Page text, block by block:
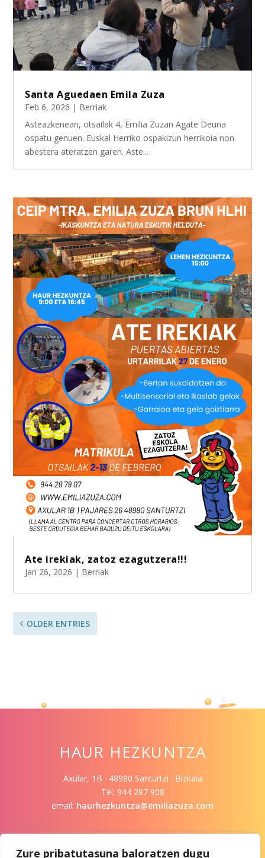
Zure pribatutasuna baloratzen dugu
Santa Aguedaen Emila Zuza
Feb 6, 2026 | Berriak
Asteazkenean, otsailak 4, Emilia Zuzan Agate Deuna
ospatu genuen. Euskal Herriko ospakizun herrikoia non
abestera ateratzen garen. Aste...
Ate irekiak, zatoz ezagutzera!!!
Jan 26, 2026 | Berriak
OLDER ENTRIES
HAUR HEZKUNTZA
Axular, 1B · 48980 Santurtzi · Bizkaia
Tel: 944 287 908
email: haurhezkuntza@emiliazuza.com